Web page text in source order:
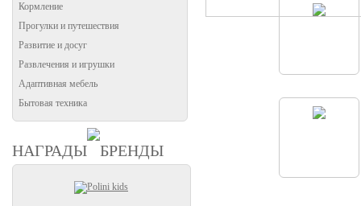
Кормление
Прогулки и путешествия
Развитие и досуг
Развлечения и игрушки
Адаптивная мебель
Бытовая техника
НАГРАДЫ БРЕНДЫ